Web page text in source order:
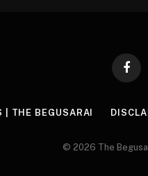
| THE BEGUSARAI
© 2026 The